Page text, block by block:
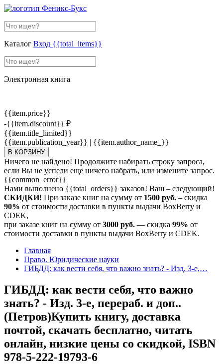
Каталог Вход {{total_items}}
Электронная книга
{{item.price}}
-{{item.discount}} ₽
{{item.title_limited}}
{{item.publication_year}} | {{item.author_name_}}
В КОРЗИНУ
Ничего не найдено! Продолжите набирать строку запроса,
если Вы не успели еще ничего набрать, или измените запрос.
{{common_error}}
Нами выполнено {{total_orders}} заказов! Ваш – следующий!
СКИДКИ! При заказе книг на сумму от 1500 руб. – скидка
90% от стоимости доставки в пункты выдачи BoxBerry и
CDEK,
при заказе книг на сумму от 3000 руб. — скидка 99% от
стоимости доставки в пункты выдачи BoxBerry и CDEK.
Главная
Право. Юридические науки
ГИБДД: как вести себя, что важно знать? - Изд. 3-е,…
ГИБДД: как вести себя, что важно
знать? - Изд. 3-е, перераб. и доп..
(Петров)Купить книгу, доставка
почтой, скачать бесплатно, читать
онлайн, низкие цены со скидкой, ISBN
978-5-222-19793-6